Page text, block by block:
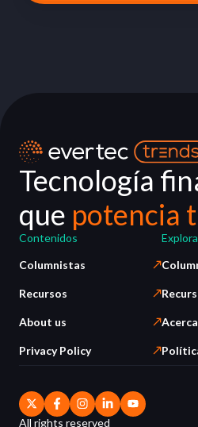
Tecnología
que potencia
Contenidos
Columnistas
Recursos
About us
Privacy Policy
All rights reserved